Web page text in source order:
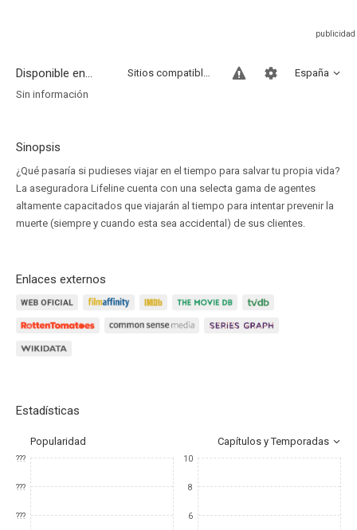
Disponible en... España
Sitios compatibles
Sin información
Sinopsis
¿Qué pasaría si pudieses viajar en el tiempo para salvar tu propia vida?
La aseguradora Lifeline cuenta con una selecta gama de agentes
altamente capacitados que viajarán al tiempo para intentar prevenir la
muerte (siempre y cuando esta sea accidental) de sus clientes.
Enlaces externos
Estadísticas
Popularidad Capítulos y Temporadas
???
???
???
10
8
6